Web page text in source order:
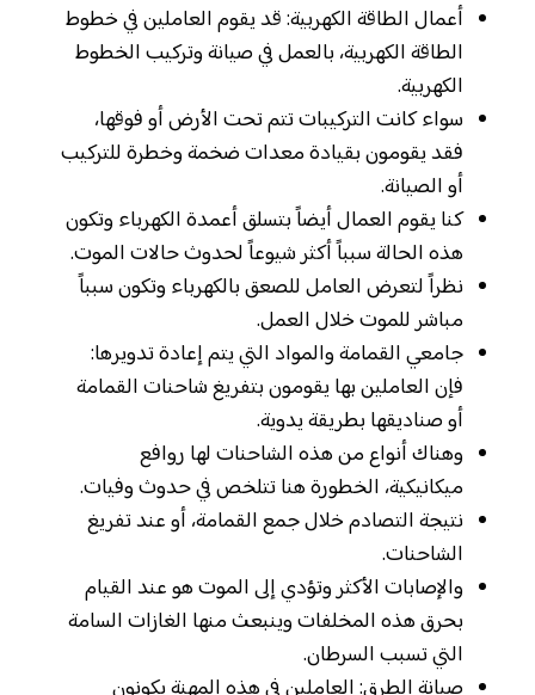
أعمال الطاقة الكهربية: قد يقوم العاملين في خطوط
الطاقة الكهربية، بالعمل في صيانة وتركيب الخطوط
الكهربية.
سواء كانت التركيبات تتم تحت الأرض أو فوقها،
فقد يقومون بقيادة معدات ضخمة وخطرة للتركيب
أو الصيانة.
كنا يقوم العمال أيضاً بتسلق أعمدة الكهرباء وتكون
هذه الحالة سبباً أكثر شيوعاً لحدوث حالات الموت.
نظراً لتعرض العامل للصعق بالكهرباء وتكون سبباً
مباشر للموت خلال العمل.
جامعي القمامة والمواد التي يتم إعادة تدويرها:
فإن العاملين بها يقومون بتفريغ شاحنات القمامة
أو صناديقها بطريقة يدوية.
وهناك أنواع من هذه الشاحنات لها روافع
ميكانيكية، الخطورة هنا تتلخص في حدوث وفيات.
نتيجة التصادم خلال جمع القمامة، أو عند تفريغ
الشاحنات.
والإصابات الأكثر وتؤدي إلى الموت هو عند القيام
بحرق هذه المخلفات وينبعث منها الغازات السامة
التي تسبب السرطان.